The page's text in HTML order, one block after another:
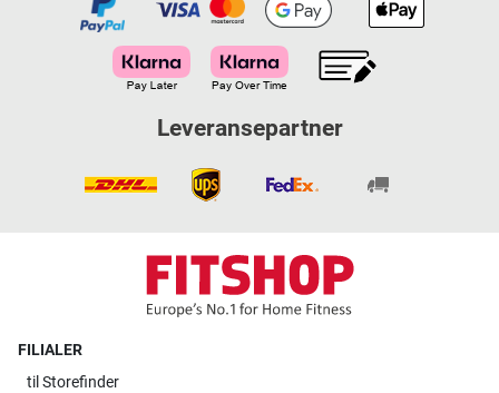
Leveransepartner
FILIALER
til Storefinder